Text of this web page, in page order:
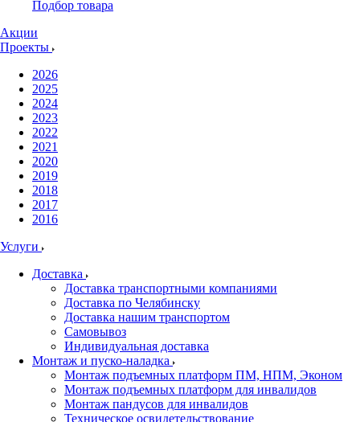
Подбор товара
Акции
Проекты
2026
2025
2024
2023
2022
2021
2020
2019
2018
2017
2016
Услуги
Доставка
Доставка транспортными компаниями
Доставка по Челябинску
Доставка нашим транспортом
Самовывоз
Индивидуальная доставка
Монтаж и пуско-наладка
Монтаж подъемных платформ ПМ, НПМ, Эконом
Монтаж подъемных платформ для инвалидов
Монтаж пандусов для инвалидов
Техническое освидетельствование